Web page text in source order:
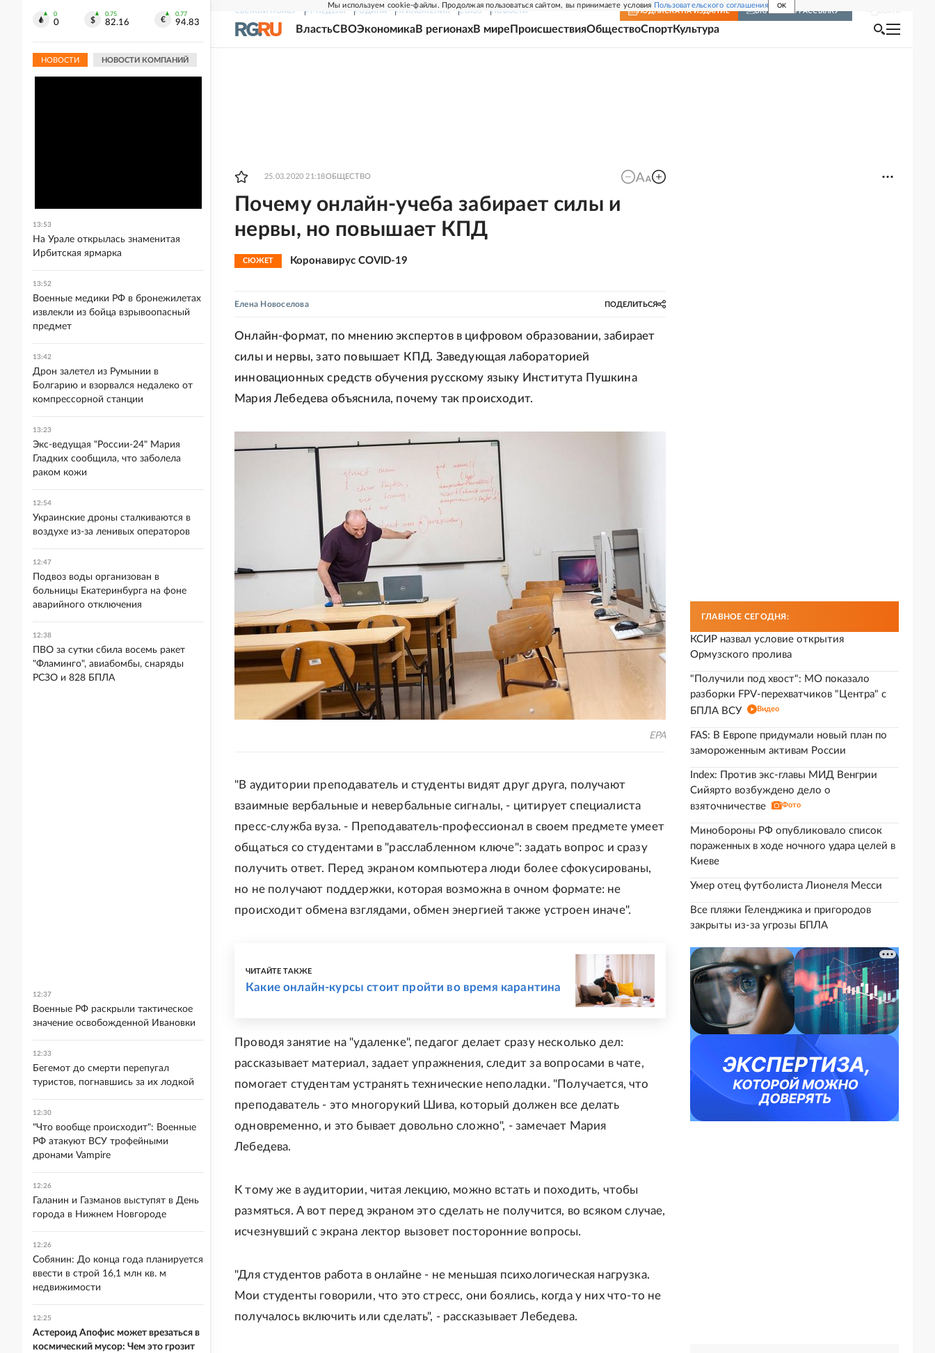
Мы используем cookie-файлы. Продолжая пользоваться сайтом, вы принимаете условия Пользовательского соглашения OK
СВЕЖИЙ НОМЕР РГ-НЕДЕЛЯ РОДИНА ПРИЛОЖЕНИЯ СОЮЗ НОВОСТИ ПОДПИСКА НА ИЗДАНИЕ ВКЛЮЧИТЬ РАССЫЛКУ
ВластьСВОЭкономикаВ регионахВ мире ПроисшествияОбществоСпортКультура
25.03.2020 21:18ОБЩЕСТВО
Почему онлайн-учеба забирает силы и
нервы, но повышает КПД
СЮЖЕТ Коронавирус COVID-19
Елена Новоселова ПОДЕЛИТЬСЯ
Онлайн-формат, по мнению экспертов в цифровом образовании, забирает
силы и нервы, зато повышает КПД. Заведующая лабораторией
инновационных средств обучения русскому языку Института Пушкина
Мария Лебедева объяснила, почему так происходит.
EPA
"В аудитории преподаватель и студенты видят друг друга, получают
взаимные вербальные и невербальные сигналы, - цитирует специалиста
пресс-служба вуза. - Преподаватель-профессионал в своем предмете умеет
общаться со студентами в "расслабленном ключе": задать вопрос и сразу
получить ответ. Перед экраном компьютера люди более сфокусированы,
но не получают поддержки, которая возможна в очном формате: не
происходит обмена взглядами, обмен энергией также устроен иначе".
ЧИТАЙТЕ ТАКЖЕ
Какие онлайн-курсы стоит пройти во время карантина
Проводя занятие на "удаленке", педагог делает сразу несколько дел:
рассказывает материал, задает упражнения, следит за вопросами в чате,
помогает студентам устранять технические неполадки. "Получается, что
преподаватель - это многорукий Шива, который должен все делать
одновременно, и это бывает довольно сложно", - замечает Мария
Лебедева.
К тому же в аудитории, читая лекцию, можно встать и походить, чтобы
размяться. А вот перед экраном это сделать не получится, во всяком случае,
исчезнувший с экрана лектор вызовет посторонние вопросы.
"Для студентов работа в онлайне - не меньшая психологическая нагрузка.
Мои студенты говорили, что это стресс, они боялись, когда у них что-то не
получалось включить или сделать", - рассказывает Лебедева.
ГЛАВНОЕ СЕГОДНЯ:
КСИР назвал условие открытия
Ормузского пролива
"Получили под хвост": МО показало
разборки FPV-перехватчиков "Центра" с
БПЛА ВСУ
Видео
FAS: В Европе придумали новый план по
замороженным активам России
Index: Против экс-главы МИД Венгрии
Сийярто возбуждено дело о
взяточничестве
Фото
Минобороны РФ опубликовало список
пораженных в ходе ночного удара целей в
Киеве
Умер отец футболиста Лионеля Месси
Все пляжи Геленджика и пригородов
закрыты из-за угрозы БПЛА
0
0
0.75
82.16
0.77
94.83
НОВОСТИ НОВОСТИ КОМПАНИЙ
13:53
На Урале открылась знаменитая
Ирбитская ярмарка
13:52
Военные медики РФ в бронежилетах
извлекли из бойца взрывоопасный
предмет
13:42
Дрон залетел из Румынии в
Болгарию и взорвался недалеко от
компрессорной станции
13:23
Экс-ведущая "России-24" Мария
Гладких сообщила, что заболела
раком кожи
12:54
Украинские дроны сталкиваются в
воздухе из-за ленивых операторов
12:47
Подвоз воды организован в
больницы Екатеринбурга на фоне
аварийного отключения
12:38
ПВО за сутки сбила восемь ракет
"Фламинго", авиабомбы, снаряды
РСЗО и 828 БПЛА
12:37
Военные РФ раскрыли тактическое
значение освобожденной Ивановки
12:33
Бегемот до смерти перепугал
туристов, погнавшись за их лодкой
12:30
"Что вообще происходит": Военные
РФ атакуют ВСУ трофейными
дронами Vampire
12:26
Галанин и Газманов выступят в День
города в Нижнем Новгороде
12:26
Собянин: До конца года планируется
ввести в строй 16,1 млн кв. м
недвижимости
12:25
Астероид Апофис может врезаться в
космический мусор: Чем это грозит